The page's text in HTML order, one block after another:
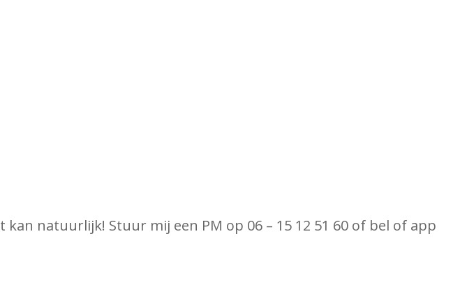
natuurlijk! Stuur mij een PM op 06 – 15 12 51 60 of bel of app